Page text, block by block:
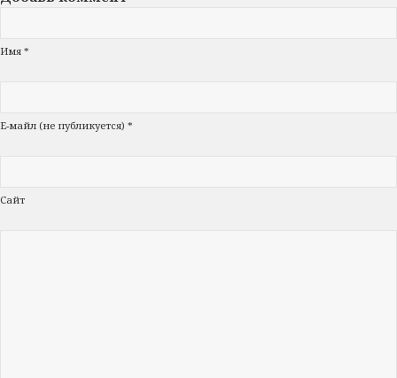
Имя *
Е-майл (не публикуется) *
Сайт